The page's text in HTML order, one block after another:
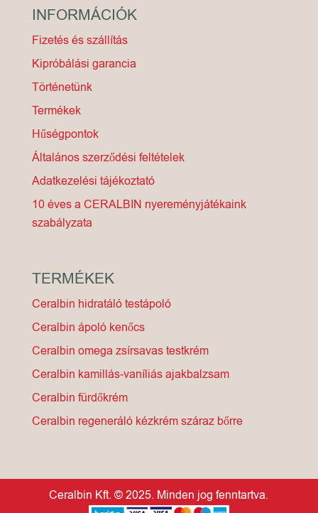
INFORMÁCIÓK
Fizetés és szállítás
Kipróbálási garancia
Történetünk
Termékek
Hűségpontok
Általános szerződési feltételek
Adatkezelési tájékoztató
10 éves a CERALBIN nyereményjátékaink
szabályzata
TERMÉKEK
Ceralbin hidratáló testápoló
Ceralbin ápoló kenőcs
Ceralbin omega zsírsavas testkrém
Ceralbin kamillás-vaníliás ajakbalzsam
Ceralbin fürdőkrém
Ceralbin regeneráló kézkrém száraz bőrre
Ceralbin Kft. © 2025. Minden jog fenntartva.